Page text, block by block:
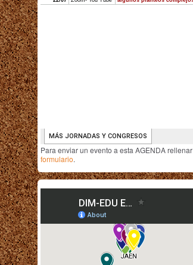
Para enviar un evento a esta AGENDA rellenar
formulario.